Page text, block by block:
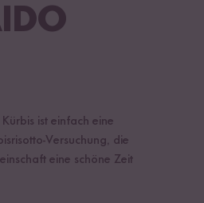
ist einfach eine
Versuchung, die
eine schöne Zeit